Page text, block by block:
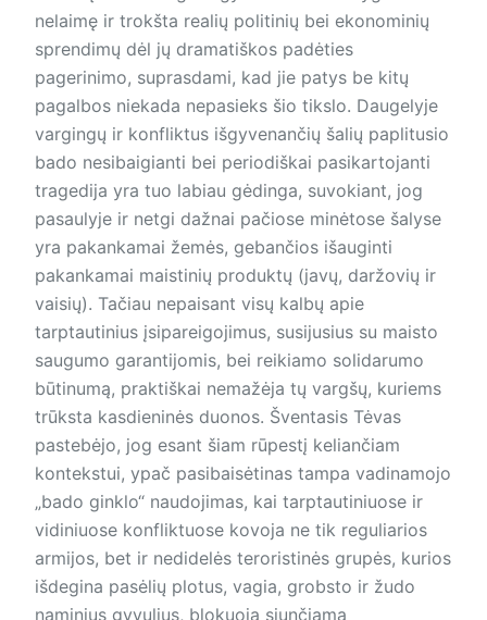
nelaimę ir trokšta realių politinių bei ekonominių
sprendimų dėl jų dramatiškos padėties
pagerinimo, suprasdami, kad jie patys be kitų
pagalbos niekada nepasieks šio tikslo. Daugelyje
vargingų ir konfliktus išgyvenančių šalių paplitusio
bado nesibaigianti bei periodiškai pasikartojanti
tragedija yra tuo labiau gėdinga, suvokiant, jog
pasaulyje ir netgi dažnai pačiose minėtose šalyse
yra pakankamai žemės, gebančios išauginti
pakankamai maistinių produktų (javų, daržovių ir
vaisių). Tačiau nepaisant visų kalbų apie
tarptautinius įsipareigojimus, susijusius su maisto
saugumo garantijomis, bei reikiamo solidarumo
būtinumą, praktiškai nemažėja tų vargšų, kuriems
trūksta kasdieninės duonos. Šventasis Tėvas
pastebėjo, jog esant šiam rūpestį keliančiam
kontekstui, ypač pasibaisėtinas tampa vadinamojo
„bado ginklo“ naudojimas, kai tarptautiniuose ir
vidiniuose konfliktuose kovoja ne tik reguliarios
armijos, bet ir nedidelės teroristinės grupės, kurios
išdegina pasėlių plotus, vagia, grobsto ir žudo
naminius gyvulius, blokuoja siunčiamą